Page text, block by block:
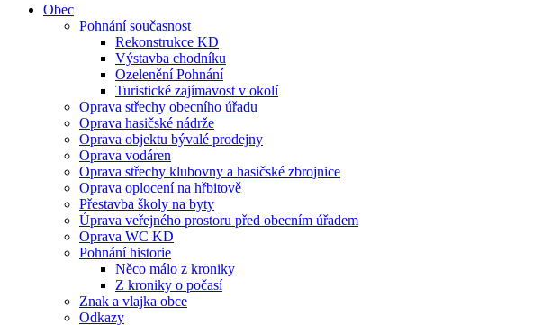
Obec
Pohnání současnost
Rekonstrukce KD
Výstavba chodníku
Ozelenění Pohnání
Turistické zajímavost v okolí
Oprava střechy obecního úřadu
Oprava hasičské nádrže
Oprava objektu bývalé prodejny
Oprava vodáren
Oprava střechy klubovny a hasičské zbrojnice
Oprava oplocení na hřbitově
Přestavba školy na byty
Úprava veřejného prostoru před obecním úřadem
Oprava WC KD
Pohnání historie
Něco málo z kroniky
Z kroniky o počasí
Znak a vlajka obce
Odkazy